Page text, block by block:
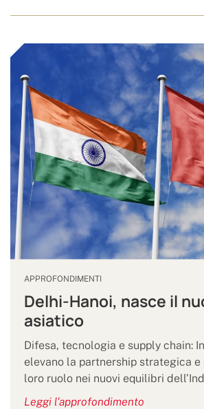
APPROFONDIMENTI
Delhi-Hanoi, nasce il
asiatico
Difesa, tecnologia e supply chain:
elevano la partnership strategica e
loro ruolo nei nuovi equilibri
Leggi l'approfondimento